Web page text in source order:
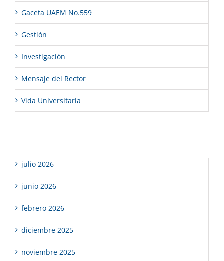
Gaceta UAEM No.559
Gestión
Investigación
Mensaje del Rector
Vida Universitaria
julio 2026
junio 2026
febrero 2026
diciembre 2025
noviembre 2025